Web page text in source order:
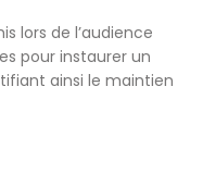
lors de l’audience
pour instaurer un
ainsi le maintien